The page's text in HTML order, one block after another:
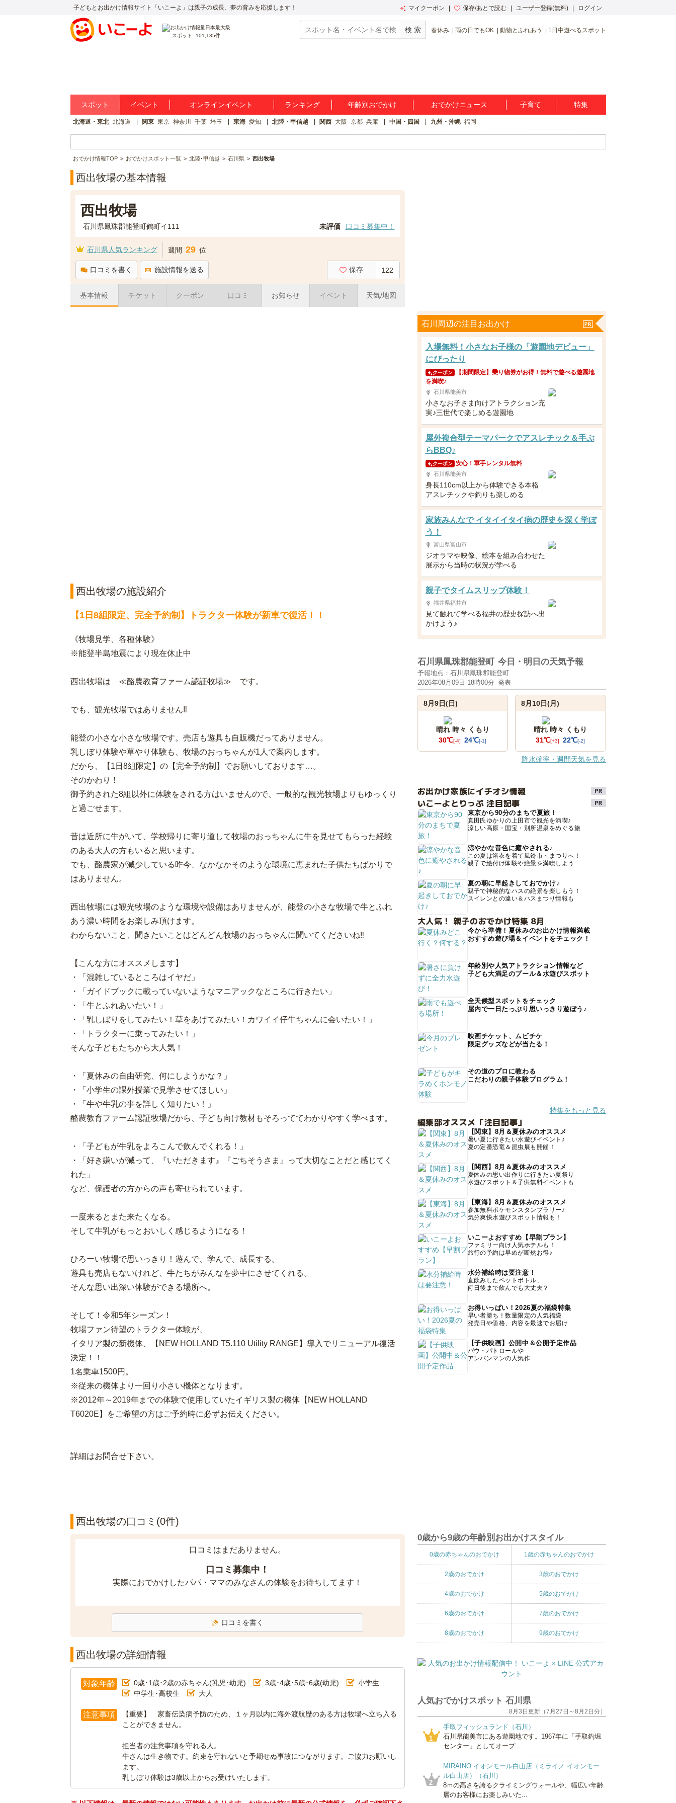
子どもとお出かけ情報サイト「いこーよ」は親子の成長、夢の育みを応援します！ マイクーポン 保存/あとで読む ユーザー登録(無料) ログイン
スポット 101,135件
春休み 雨の日でもOK 動物とふれあう 1日中遊べるスポット
スポット イベント オンラインイベント ランキング 年齢別おでかけ おでかけニュース 子育て 特集
北海道・東北 北海道 関東 東京 神奈川 千葉 埼玉 東海 愛知 北陸・甲信越 関西 大阪 京都 兵庫 中国・四国 九州・沖縄 福岡
おでかけ情報TOP おでかけスポット一覧 北陸･甲信越 石川県 西出牧場
西出牧場の基本情報
西出牧場
石川県鳳珠郡能登町鶴町イ111 未評価 口コミ募集中！
石川県人気ランキング 週間 29 位
口コミを書く 施設情報を送る 保存 122
基本情報 チケット クーポン 口コミ お知らせ イベント 天気/地図
西出牧場の施設紹介
【1日8組限定、完全予約制】トラクター体験が新車で復活！！
《牧場見学、各種体験》
※能登半島地震により現在休止中
西出牧場は ≪酪農教育ファーム認証牧場≫ です。
でも、観光牧場ではありません‼
能登の小さな小さな牧場です。売店も遊具も自販機だってありません。
乳しぼり体験や草やり体験も、牧場のおっちゃんが1人で案内します。
だから、【1日8組限定】の【完全予約制】でお願いしております…。
そのかわり！
御予約された8組以外に体験をされる方はいませんので、一般的な観光牧場よりもゆっくり
と過ごせます。
昔は近所に牛がいて、学校帰りに寄り道して牧場のおっちゃんに牛を見せてもらった経験
のある大人の方もいると思います。
でも、酪農家が減少している昨今、なかなかそのような環境に恵まれた子供たちばかりで
はありません。
西出牧場には観光牧場のような環境や設備はありませんが、能登の小さな牧場で牛とふれ
あう濃い時間をお楽しみ頂けます。
わからないこと、聞きたいことはどんどん牧場のおっちゃんに聞いてくださいね‼
【こんな方にオススメします】
・「混雑しているところはイヤだ」
・「ガイドブックに載っていないようなマニアックなところに行きたい」
・「牛とふれあいたい！」
・「乳しぼりをしてみたい！草をあげてみたい！カワイイ仔牛ちゃんに会いたい！」
・「トラクターに乗ってみたい！」
そんな子どもたちから大人気！
・「夏休みの自由研究、何にしようかな？」
・「小学生の課外授業で見学させてほしい」
・「牛や牛乳の事を詳しく知りたい！」
酪農教育ファーム認証牧場だから、子ども向け教材もそろっててわかりやすく学べます。
・「子どもが牛乳をよろこんで飲んでくれる！」
・「好き嫌いが減って、『いただきます』『ごちそうさま』って大切なことだと感じてく
れた」
など、保護者の方からの声も寄せられています。
一度来るとまた来たくなる。
そして牛乳がもっとおいしく感じるようになる！
ひろーい牧場で思いっきり！遊んで、学んで、成長する。
遊具も売店もないけれど、牛たちがみんなを夢中にさせてくれる。
そんな思い出深い体験ができる場所へ。
そして！令和5年シーズン！
牧場ファン待望のトラクター体験が、
イタリア製の新機体、【NEW HOLLAND T5.110 Utility RANGE】導入でリニューアル復活
決定！！
1名乗車1500円。
※従来の機体より一回り小さい機体となります。
※2012年～2019年までの体験で使用していたイギリス製の機体【NEW HOLLAND
T6020E】をご希望の方はご予約時に必ずお伝えください。
詳細はお問合せ下さい。
西出牧場の口コミ(0件)
口コミはまだありません。
口コミ募集中！
実際におでかけしたパパ・ママのみなさんの体験をお待ちしてます！
口コミを書く
西出牧場の詳細情報
対象年齢 0歳･1歳･2歳の赤ちゃん(乳児･幼児) 3歳･4歳･5歳･6歳(幼児)
小学生
中学生･高校生
大人
注意事項
【重要】 家畜伝染病予防のため、１ヶ月以内に海外渡航歴のある方は牧場へ立ち入る
ことができません。
担当者の注意事項を守れる人。
牛さんは生き物です。約束を守れないと予期せぬ事故につながります。ご協力お願いし
ます。
乳しぼり体験は3歳以上からお受けいたします。
石川周辺の注目お出かけ
入場無料！小さなお子様の「遊園地デビュー」
にぴったり
クーポン
【期間限定】乗り物券がお得！無料で遊べる遊園地
を満喫♪
石川県能美市
小さなお子さま向けアトラクション充
実♪三世代で楽しめる遊園地
屋外複合型テーマパークでアスレチック＆手ぶ
らBBQ♪
クーポン 安心！軍手レンタル無料
石川県能美市
身長110cm以上から体験できる本格
アスレチックや釣りも楽しめる
家族みんなで イタイイタイ病の歴史を深く学ぼ
う！
富山県富山市
ジオラマや映像、絵本を組み合わせた
展示から当時の状況が学べる
親子でタイムスリップ体験！
福井県福井市
見て触れて学べる福井の歴史探訪へ出
かけよう♪
石川県鳳珠郡能登町 今日・明日の天気予報
予報地点：石川県鳳珠郡能登町
2026年08月09日 18時00分 発表
8月9日(日)
晴れ 時々 くもり
30℃[-4] 24℃[-1]
8月10日(月)
晴れ 時々 くもり
31℃[+3] 22℃[-2]
降水確率・週間天気を見る
お出かけ家族にイチオシ情報
いこーよとりっぷ 注目記事
東京から90分のまちで夏旅！
真田氏ゆかりの上田市で観光を満喫♪
涼しい高原・国宝・別所温泉をめぐる旅
涼やかな音色に癒やされる♪
この夏は浴衣を着て風鈴市・まつりへ！
親子で絵付け体験や絶景を満喫しよう
夏の朝に早起きしておでかけ♪
親子で神秘的なハスの絶景を楽しもう！
スイレンとの違い＆ハスまつり情報も
大人気！ 親子のおでかけ特集 8月
今から準備！夏休みのお出かけ情報満載
おすすめ遊び場＆イベントをチェック！
年齢別や人気アトラクション情報など
子ども大満足のプール＆水遊びスポット
全天候型スポットをチェック
屋内で一日たっぷり思いっきり遊ぼう♪
映画チケット、ムビチケ
限定グッズなどが当たる！
その道のプロに教わる
こだわりの親子体験プログラム！
特集をもっと見る
編集部オススメ「注目記事」
【関東】8月＆夏休みのオススメ
暑い夏に行きたい水遊びイベント♪
夏の定番恐竜＆昆虫展も開催！
【関西】8月＆夏休みのオススメ
夏休みの思い出作りに行きたい夏祭り
水遊びスポット＆子供無料イベントも
【東海】8月＆夏休みのオススメ
参加無料ポケモンスタンプラリー♪
気分爽快水遊びスポット情報も！
いこーよおすすめ【早割プラン】
ファミリー向け人気ホテルも！
旅行の予約は早めが断然お得♪
水分補給時は要注意！
直飲みしたペットボトル、
何日後まで飲んでも大丈夫？
お得いっぱい！2026夏の福袋特集
早い者勝ち！数量限定の人気福袋
発売日や価格、内容を最速でお届け
【子供映画】公開中＆公開予定作品
パウ・パトロールや
アンパンマンの人気作
0歳から9歳の年齢別お出かけスタイル
0歳の赤ちゃんのおでかけ 1歳の赤ちゃんのおでかけ
2歳のおでかけ 3歳のおでかけ
4歳のおでかけ 5歳のおでかけ
6歳のおでかけ 7歳のおでかけ
8歳のおでかけ 9歳のおでかけ
人気おでかけスポット 石川県
8月3日更新（7月27日～8月2日分）
1
手取フィッシュランド（石川）
石川県能美市にある遊園地です。1967年に「手取釣堀
センター」としてオープ...
2
MIRAINO イオンモール白山店（ミライノ イオンモー
ル白山店）（石川）
8ｍの高さを誇るクライミングウォールや、幅広い年齢
層のお客様にお楽しみいた...